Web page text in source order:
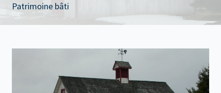
Patrimoine bâti